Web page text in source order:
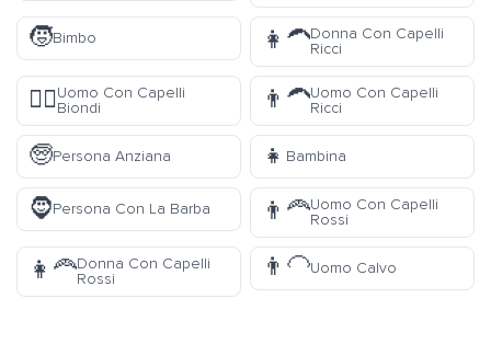
🧒Bimbo 👩‍🦱Donna Con Capelli
Ricci
👱‍♂️Uomo Con Capelli
Biondi
👨‍🦱Uomo Con Capelli
Ricci
🧓Persona Anziana 👧 Bambina
🧔Persona Con La Barba 👨‍🦰Uomo Con Capelli
Rossi
👩‍🦰Donna Con Capelli
Rossi
👨‍🦲Uomo Calvo